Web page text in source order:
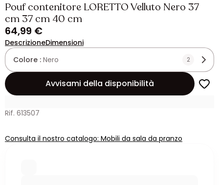
Pouf contenitore LORETTO Velluto Nero 37
cm 37 cm 40 cm
64,99 €
DescrizioneDimensioni
Colore : Nero 2
Avvisami della disponibilità
Rif. 613507
Consulta il nostro catalogo: Mobili da sala da pranzo